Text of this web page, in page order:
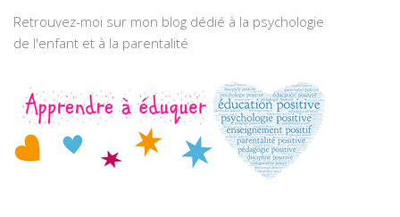
Retrouvez-moi sur mon blog dédié à la psychologie
de l'enfant et à la parentalité